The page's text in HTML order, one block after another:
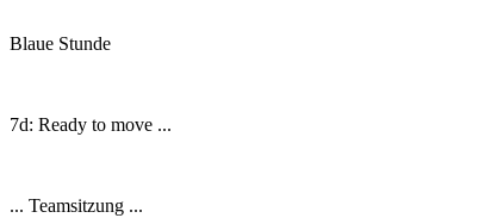
Blaue Stunde
7d: Ready to move ...
... Teamsitzung ...